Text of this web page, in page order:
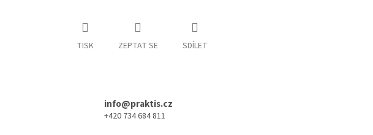
TISK ZEPTAT SE SDÍLET
info@praktis.cz
+420 734 684 811